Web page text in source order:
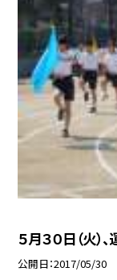
５月３０日（火）
公開日 2017/05/30